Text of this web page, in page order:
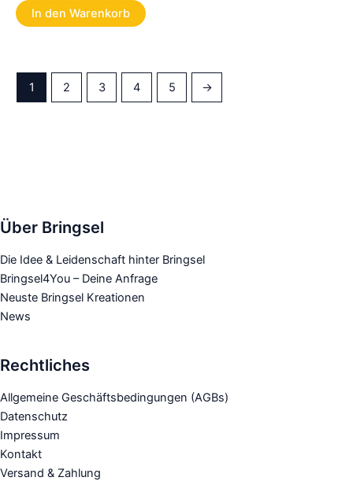
In den Warenkorb
1 2 3 4 5 →
Über Bringsel
Die Idee & Leidenschaft hinter Bringsel
Bringsel4You – Deine Anfrage
Neuste Bringsel Kreationen
News
Rechtliches
Allgemeine Geschäftsbedingungen (AGBs)
Datenschutz
Impressum
Kontakt
Versand & Zahlung